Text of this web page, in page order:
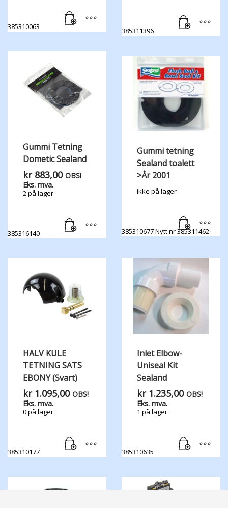
385310063 385311396
Gummi Tetning
Dometic Sealand
kr883,00 OBS!
Eks. mva.
2 på lager
385316140
Gummi tetning
Sealand toalett
>År 2001
ikke på lager
385310677 Nytt nr 385311462
HALV KULE
TETNING SATS
EBONY (Svart)
kr1.095,00 OBS!
Eks. mva.
0 på lager
385310177
Inlet Elbow-
Uniseal Kit
Sealand
kr1.235,00 OBS!
Eks. mva.
1 på lager
385310635